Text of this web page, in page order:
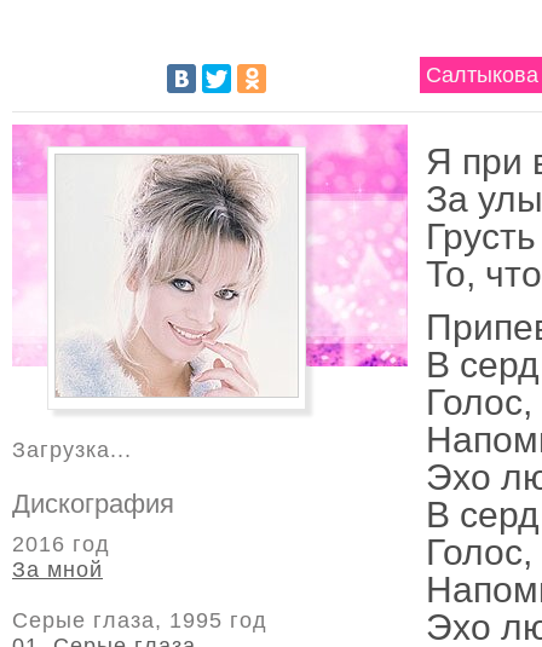
Я при
За
То,
В
Эхо
В
Эхо
Загрузка...
Дискография
2016 год
За мной
Серые глаза, 1995 год